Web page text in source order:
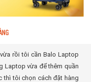
rồi tôi cần Balo Laptop
Laptop vừa để thêm quần
thì tôi chọn cách đặt hàng